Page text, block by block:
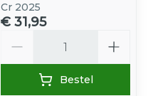
Cr 2025
€ 31,95
Bestel